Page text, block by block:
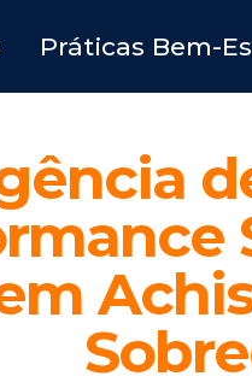
Práticas Bem-